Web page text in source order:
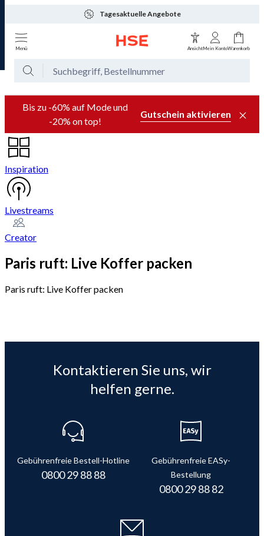
Tagesaktuelle Angebote
Menü AnsichtMein KontoWarenkorb
Bis zu -60% auf Mode und
-20% on top!
Gutschein aktivieren
Inspiration
Livestreams
Creator
Paris ruft: Live Koffer packen
Paris ruft: Live Koffer packen
Kontaktieren Sie uns, wir
helfen gerne.
Gebührenfreie Bestell-Hotline
0800 29 88 88
Gebührenfreie EASy-
Bestellung
0800 29 88 82